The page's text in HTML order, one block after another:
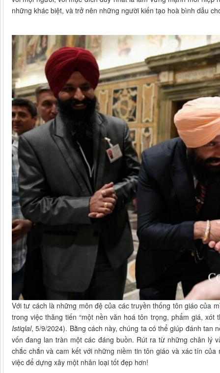
những khác biệt, và trở nên những người kiến tạo hoà bình dẫu
Với tư cách là những môn đệ của các truyền thống tôn giáo của
trong việc thăng tiến “một nền văn hoá tôn trọng, phẩm giá,
Istiqlal, 5/9/2024). Bằng cách này, chúng ta có thể giúp đánh
vốn đang lan tràn một các đáng buồn. Rút ra từ những chân lý
chắc chắn và cam kết với những niềm tin tôn giáo và xác tín
việc để dựng xây một nhân loại tốt đẹp hơn!